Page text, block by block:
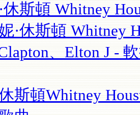
休斯頓 Whitney
·休斯頓 Whitney
、Elton J -
斯頓Whitney